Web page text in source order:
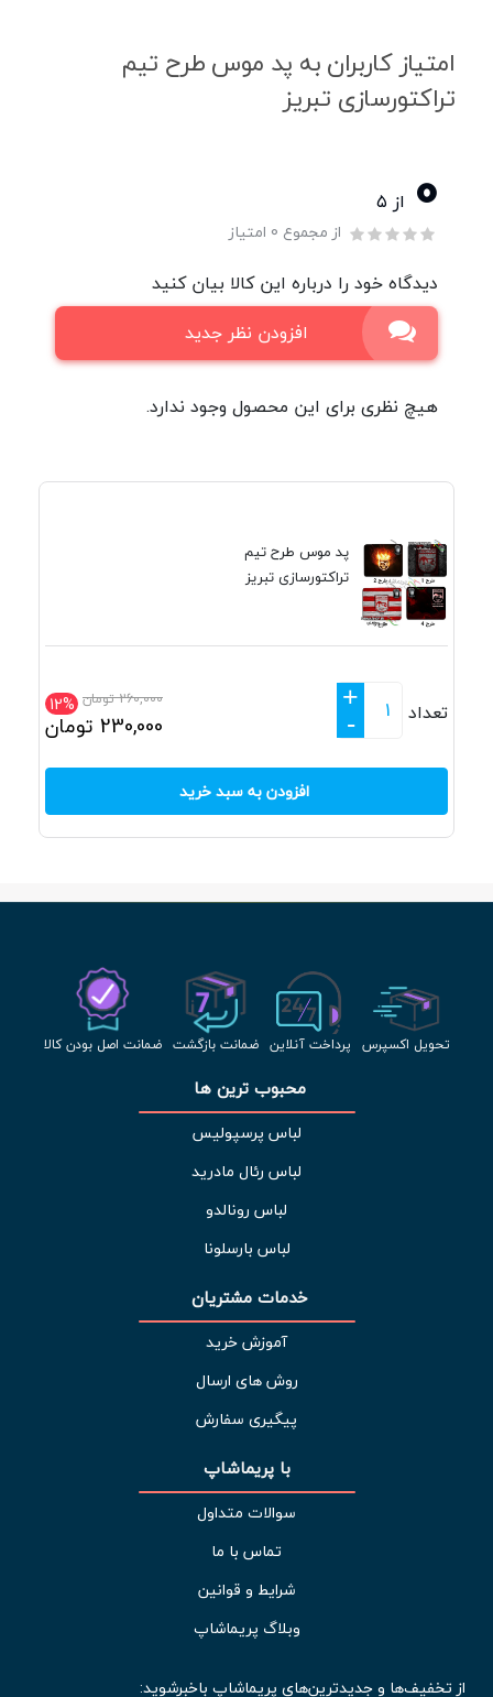
امتیاز کاربران به پد موس طرح تیم
تراکتورسازی تبریز
0 از ۵
از مجموع 0 امتیاز
دیدگاه خود را درباره این کالا بیان کنید
افزودن نظر جدید
هیچ نظری برای این محصول وجود ندارد.
پد موس طرح تیم
تراکتورسازی تبریز
12% 260,000تومان
230,000 تومان تعداد
+
-
افزودن به سبد خرید
تحویل اکسپرس پرداخت آنلاین ضمانت بازگشت ضمانت اصل بودن کالا
محبوب ترین ها
لباس پرسپولیس
لباس رئال مادرید
لباس رونالدو
لباس بارسلونا
خدمات مشتریان
آموزش خرید
روش های ارسال
پیگیری سفارش
با پریماشاپ
سوالات متداول
تماس با ما
شرایط و قوانین
وبلاگ پریماشاپ
از تخفیف‌ها و جدیدترین‌های پریماشاپ باخبرشوید: